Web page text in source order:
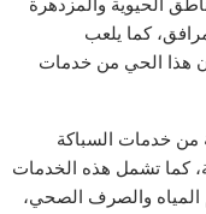
كما يلعب
هذا الحي من خدمات
من خدمات السباكة
كما تشمل هذه الخدمات
المياه والصرف الصحي،